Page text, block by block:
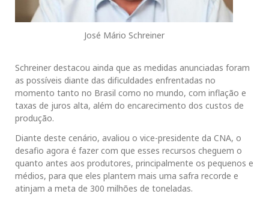
José Mário Schreiner
Schreiner destacou ainda que as medidas anunciadas foram
as possíveis diante das dificuldades enfrentadas no
momento tanto no Brasil como no mundo, com inflação e
taxas de juros alta, além do encarecimento dos custos de
produção.
Diante deste cenário, avaliou o vice-presidente da CNA, o
desafio agora é fazer com que esses recursos cheguem o
quanto antes aos produtores, principalmente os pequenos e
médios, para que eles plantem mais uma safra recorde e
atinjam a meta de 300 milhões de toneladas.